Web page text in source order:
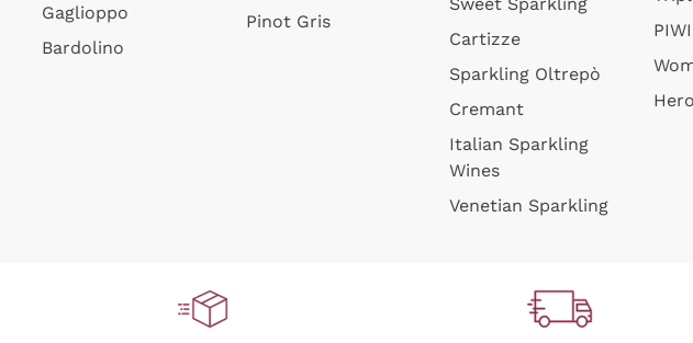
Gaglioppo
Bardolino
Pinot Gris
Cartizze
Sparkling Oltrepò
Cremant
Italian Sparkling
Wines
Venetian Sparkling
PIWI